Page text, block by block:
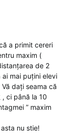
a primit cereri
maxim (
de 2
mai puțini elevi
dați seama că
ci până la 10
” maxim
nu stie!